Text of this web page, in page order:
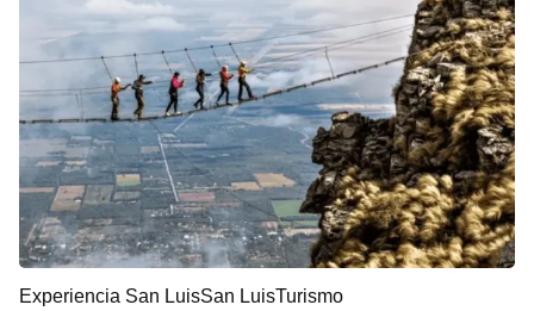
Experiencia San LuisSan LuisTurismo